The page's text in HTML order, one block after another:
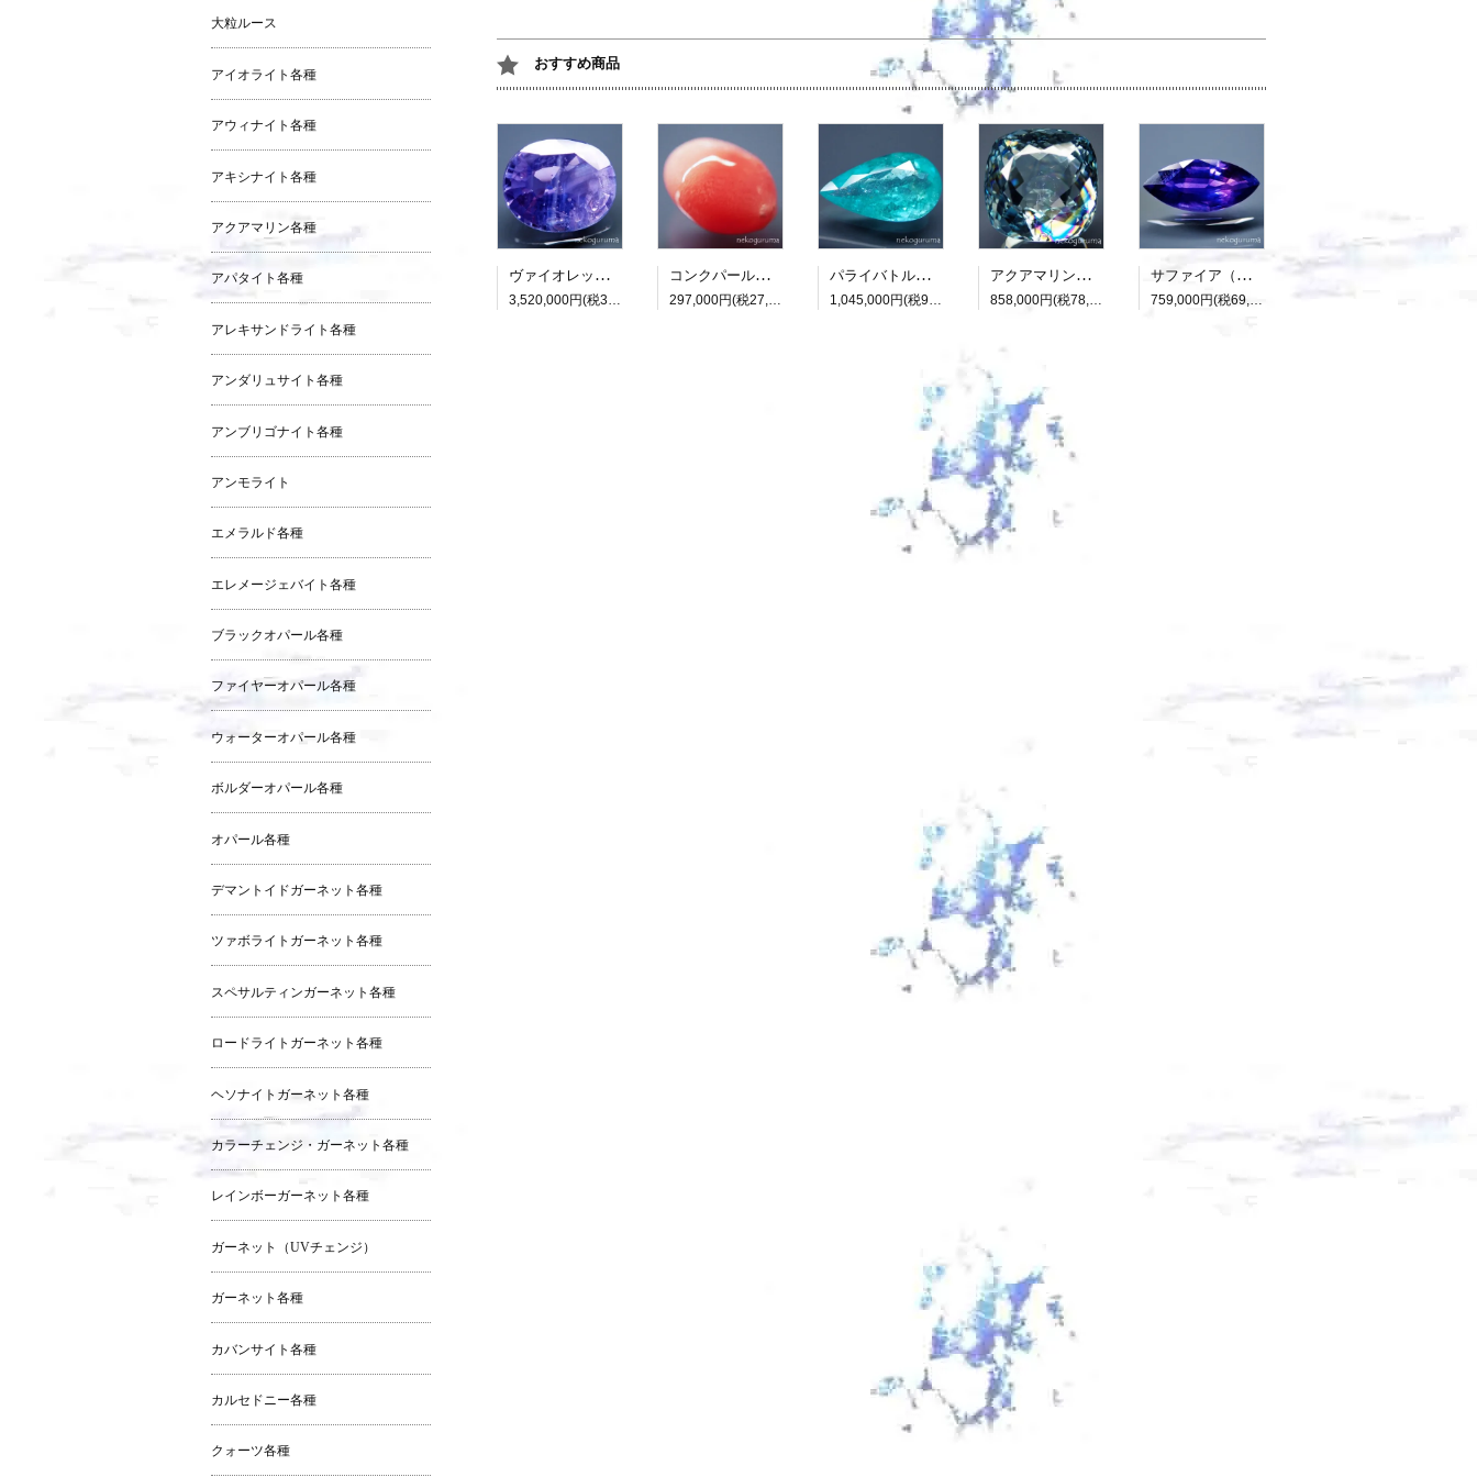
おすすめ商品
ヴァイオレットサファイア：7.418ct（非加熱：中宝研鑑別書付属）
3,520,000円(税320,000円)
コンクパール：0.990ct（中央宝石研究所鑑別書付属）
297,000円(税27,000円)
パライバトルマリン：3.482ct（中央宝石研究所鑑別書付属）
1,045,000円(税95,000円)
アクアマリン（光彩効果）：15.893ct（中央宝石研究所鑑別書付属）
858,000円(税78,000円)
サファイア（パーティカラード）：2.136ct（非加熱：中宝研鑑別書付属）
759,000円(税69,000円)
大粒ルース
アイオライト各種
アウィナイト各種
アキシナイト各種
アクアマリン各種
アパタイト各種
アレキサンドライト各種
アンダリュサイト各種
アンブリゴナイト各種
アンモライト
エメラルド各種
エレメージェバイト各種
ブラックオパール各種
ファイヤーオパール各種
ウォーターオパール各種
ボルダーオパール各種
オパール各種
デマントイドガーネット各種
ツァボライトガーネット各種
スペサルティンガーネット各種
ロードライトガーネット各種
ヘソナイトガーネット各種
カラーチェンジ・ガーネット各種
レインボーガーネット各種
ガーネット（UVチェンジ）
ガーネット各種
カバンサイト各種
カルセドニー各種
クォーツ各種